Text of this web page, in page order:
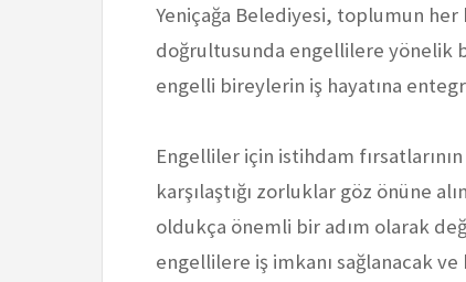
Yeniçağa Belediyesi, toplumun
doğrultusunda engellilere yönelik
engelli bireylerin iş hayatına
Engelliler için istihdam
karşılaştığı zorluklar göz önüne
oldukça önemli bir adım olarak
engellilere iş imkanı sağlanacak ve